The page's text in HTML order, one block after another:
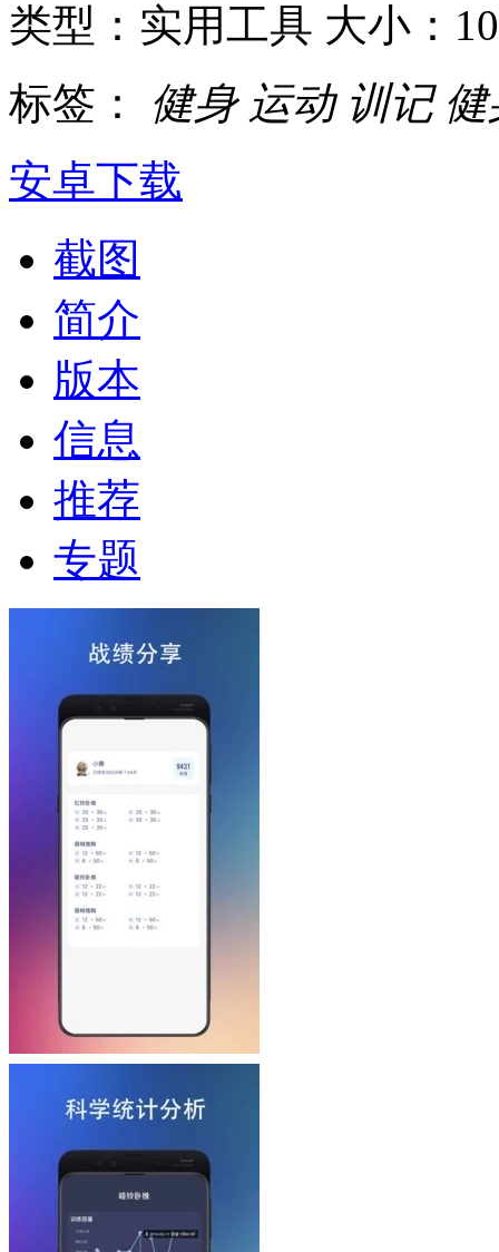
类型：实用工具 大小：
标签： 健身 运动 训记 健
安卓下载
截图
简介
版本
信息
推荐
专题